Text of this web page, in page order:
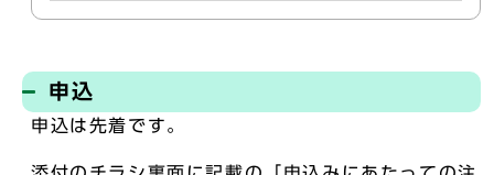
申込
申込は先着です。